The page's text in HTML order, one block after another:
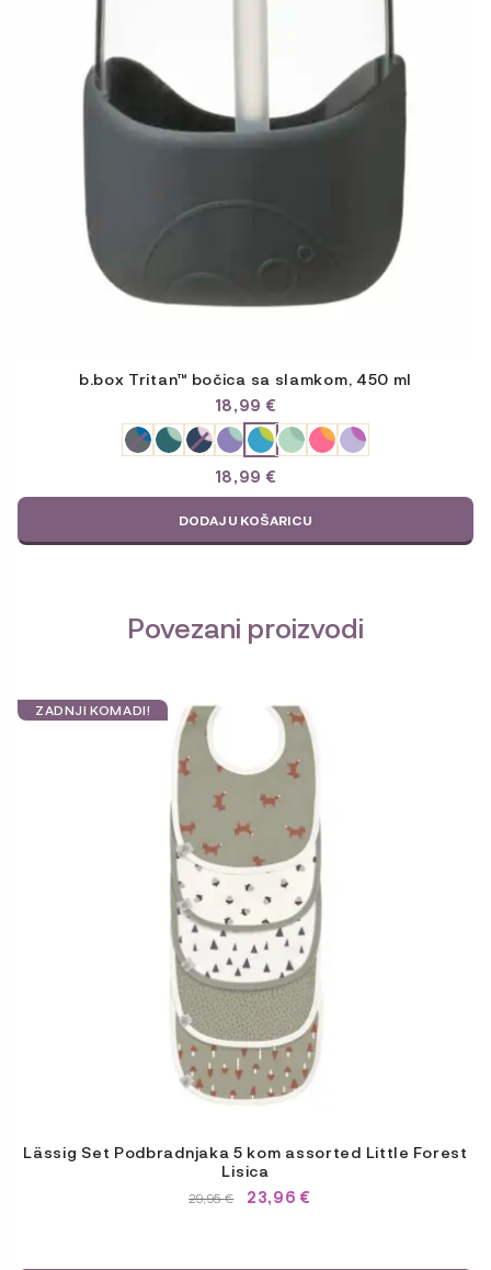
b.box Tritan™ bočica sa slamkom, 450 ml
18,99 €
18,99 €
DODAJ U KOŠARICU
Povezani proizvodi
Lässig Set Podbradnjaka 5 kom assorted Little Forest
Lisica
IZVORNA
29,95€TRENUTNA
23,96€
ZADNJI KOMADI!